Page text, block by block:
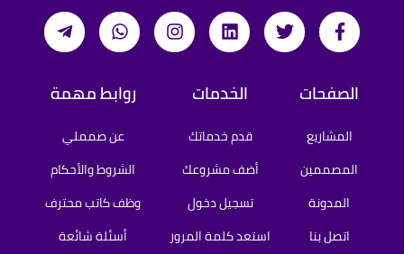
الصفحات
المشاريع
المصممين
المدونة
اتصل بنا
الخدمات
قدم خدماتك
أضف مشروعك
تسجيل دخول
استعد كلمة المرور
روابط مهمة
عن صمملي
الشروط والأحكام
وظف كاتب محترف
أسئلة شائعة